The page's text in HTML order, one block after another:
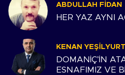
ABDULLAH FIDAN
HER YAZ AYNI
KENAN YEŞILYURT
DOMANİÇ’İN
ESNAFIMIZ VE